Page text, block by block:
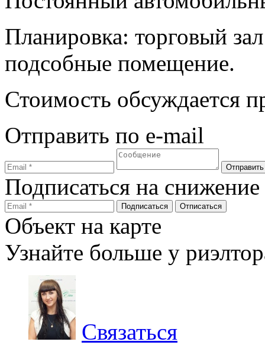
Планировка: торговый
подсобные помещение.
Стоимость обсуждается
Отправить по e-mail
Подписаться на
Объект на карте
Узнайте больше у
Связаться